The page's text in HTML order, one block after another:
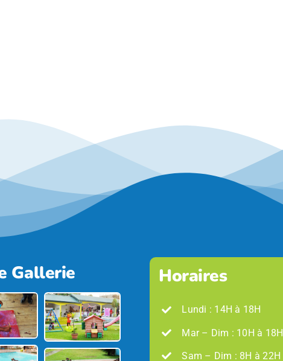
Gallerie Horaires
Lundi : 14H à 18H
Mar – Dim : 10H à 18H
Sam – Dim : 8H à 22H